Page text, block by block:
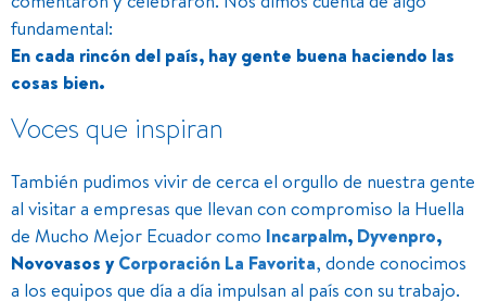
fundamental:
En cada rincón del país, hay gente buena haciendo las
cosas bien.
Voces que inspiran
También pudimos vivir de cerca el orgullo de nuestra gente
al visitar a empresas que llevan con compromiso la Huella
de Mucho Mejor Ecuador como Incarpalm, Dyvenpro,
Novovasos yCorporación La Favorita, donde conocimos
a los equipos que día a día impulsan al país con su trabajo.